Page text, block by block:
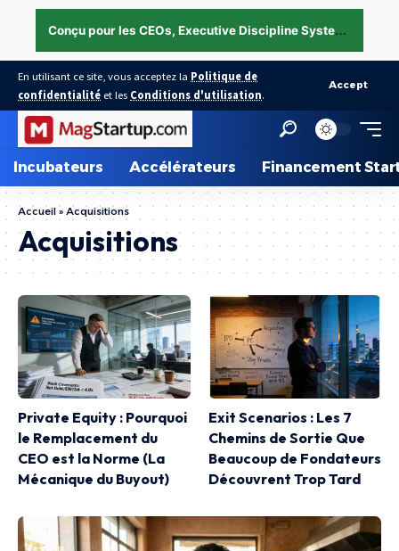
C
onçu pour les CEOs, Executive Discipline System — structurer l’exécution sous pression →
En utilisant ce site, vous acceptez la Politique de
confidentialité et les Conditions d'utilisation.
Accept
Incubateurs Accélérateurs Financement
Accueil » Acquisitions
Acquisitions
Private Equity : Pourquoi
le Remplacement du
CEO est la Norme (La
Mécanique du Buyout)
Exit Scenarios : Les 7
Chemins de Sortie Que
Beaucoup de Fondateurs
Découvrent Trop Tard